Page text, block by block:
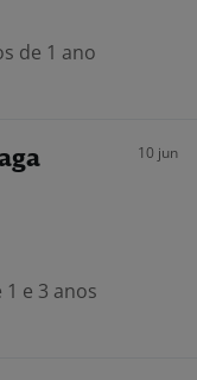
de 1 ano
10 jun
1 e 3 anos